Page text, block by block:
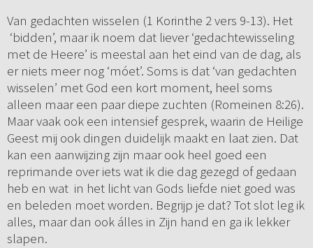
Van gedachten wisselen (1 Korinthe 2 vers 9-13). Het
‘bidden’, maar ik noem dat liever ‘gedachtewisseling
met de Heere’ is meestal aan het eind van de dag, als
er niets meer nog ‘móet’. Soms is dat ‘van gedachten
wisselen’ met God een kort moment, heel soms
alleen maar een paar diepe zuchten (Romeinen 8:26).
Maar vaak ook een intensief gesprek, waarin de Heilige
Geest mij ook dingen duidelijk maakt en laat zien. Dat
kan een aanwijzing zijn maar ook heel goed een
reprimande over iets wat ik die dag gezegd of gedaan
heb en wat in het licht van Gods liefde niet goed was
en beleden moet worden. Begrijp je dat? Tot slot leg ik
alles, maar dan ook álles in Zijn hand en ga ik lekker
slapen.